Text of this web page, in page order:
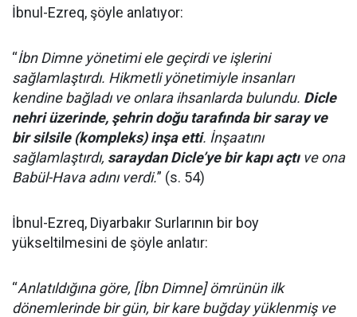
İbnul-Ezreq, şöyle anlatıyor:
“İbn Dimne yönetimi ele geçirdi ve işlerini
sağlamlaştırdı. Hikmetli yönetimiyle insanları
kendine bağladı ve onlara ihsanlarda bulundu. Dicle
nehri üzerinde, şehrin doğu tarafında bir saray ve
bir silsile (kompleks) inşa etti. İnşaatını
sağlamlaştırdı, saraydan Dicle’ye bir kapı açtıve ona
Babül-Hava adını verdi.” (s. 54)
İbnul-Ezreq, Diyarbakır Surlarının bir boy
yükseltilmesini de şöyle anlatır:
“Anlatıldığına göre, [İbn Dimne] ömrünün ilk
dönemlerinde bir gün, bir kare buğday yüklenmiş ve